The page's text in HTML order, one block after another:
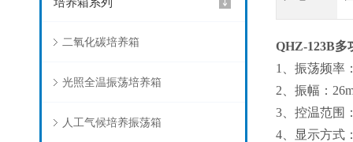
二氧化碳培养箱
光照全温振荡培养箱
人工气候培养振荡箱
QHZ-123B多
1、振荡频率
2、振幅：
3、控温范围
4、显示方式